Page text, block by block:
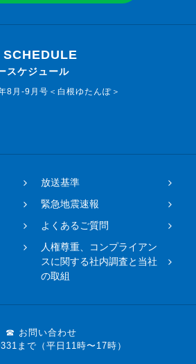
SCHEDULE
スケジュール
8月-9月号＜白根ゆたんぽ＞
放送基準
緊急地震速報
よくあるご質問
人権尊重、コンプライアン
スに関する社内調査と当社
の取組
☎ お問い合わせ
まで（平日11時〜17時）